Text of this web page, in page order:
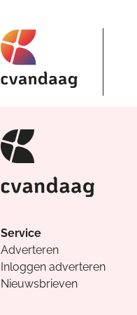
Service
Adverteren
Inloggen adverteren
Nieuwsbrieven